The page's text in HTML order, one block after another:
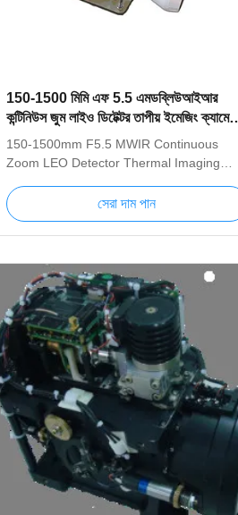
150-1500 মিমি এফ 5.5 এমডব্লিউআইআর
কন্টিনিউস জুম লাইও ডিটেক্টর তাপীয় ইমেজিং ক্যামেরা
সিস্টেম
150-1500mm F5.5 MWIR Continuous
Zoom LEO Detector Thermal Imaging
Imaging System is an advanced MWIR
cooled thermal imager used for long-
distance detection. The highly sensitive
resolution can produce very clear image
with very high resolution; the 150mm ～
1500mm continuous zoom infrared lens
used in the product can effectively
distinguish targets such as people,
vehicles and ships in long distance.
Figure1
সেরা দাম পান